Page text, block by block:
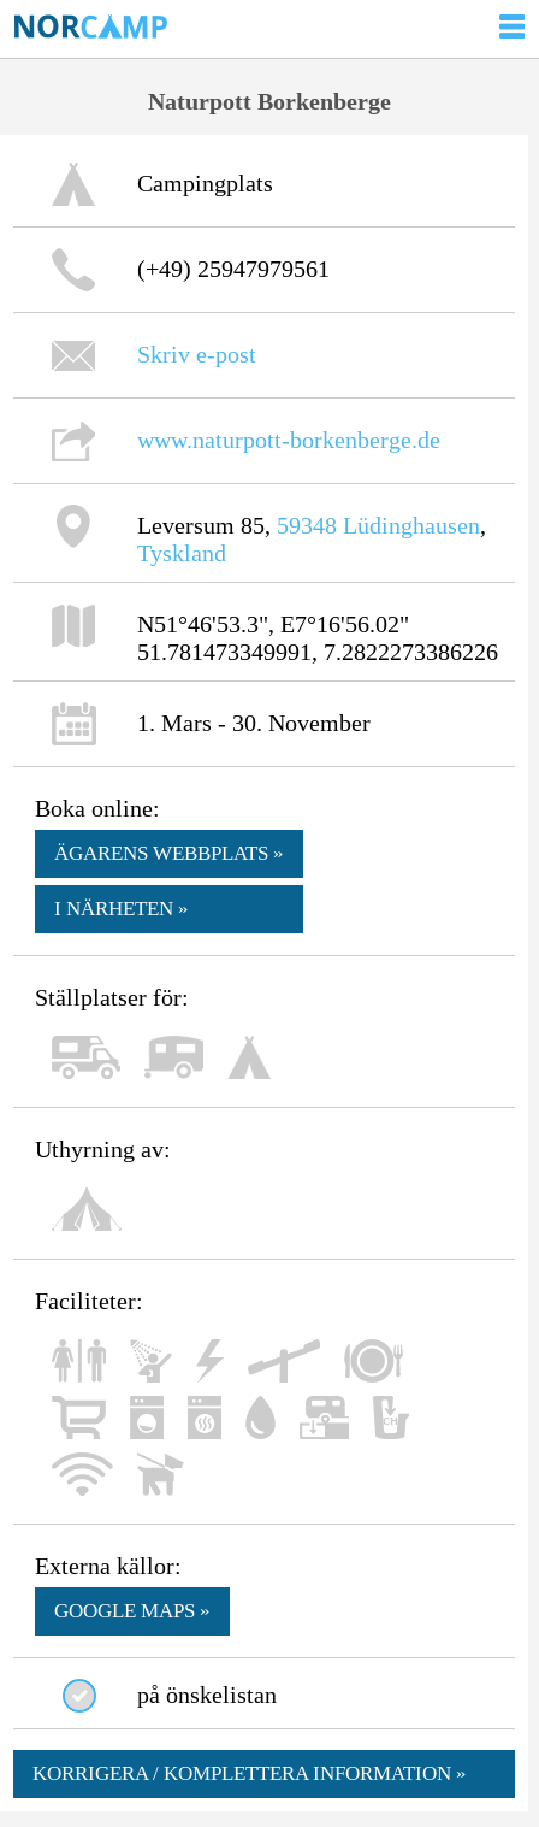
Naturpott Borkenberge
Campingplats
(+49) 25947979561
Skriv e-post
www.naturpott-borkenberge.de
Leversum 85, 59348 Lüdinghausen,
Tyskland
N51°46'53.3", E7°16'56.02"
51.781473349991, 7.2822273386226
1. Mars - 30. November
Boka online:
ÄGARENS WEBBPLATS »
I NÄRHETEN »
Ställplatser för:
Uthyrning av:
Faciliteter:
Externa källor:
GOOGLE MAPS »
på önskelistan
KORRIGERA / KOMPLETTERA INFORMATION »